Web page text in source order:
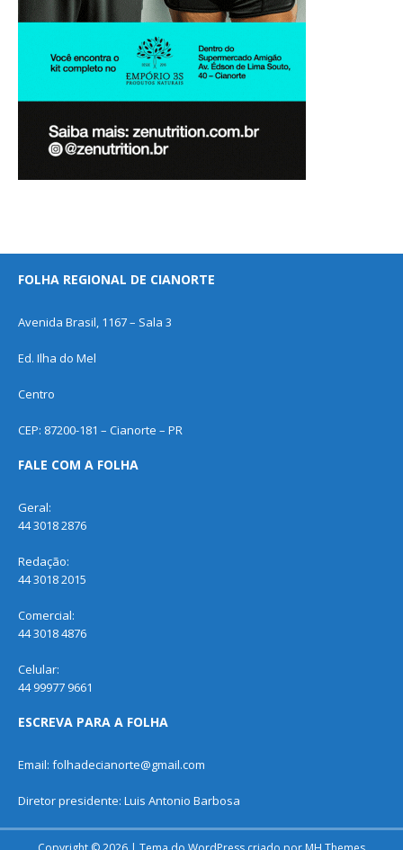
FOLHA REGIONAL DE CIANORTE
Avenida Brasil, 1167 – Sala 3
Ed. Ilha do Mel
Centro
CEP: 87200-181 – Cianorte – PR
FALE COM A FOLHA
Geral:
44 3018 2876
Redação:
44 3018 2015
Comercial:
44 3018 4876
Celular:
44 99977 9661
ESCREVA PARA A FOLHA
Email: folhadecianorte@gmail.com
Diretor presidente: Luis Antonio Barbosa